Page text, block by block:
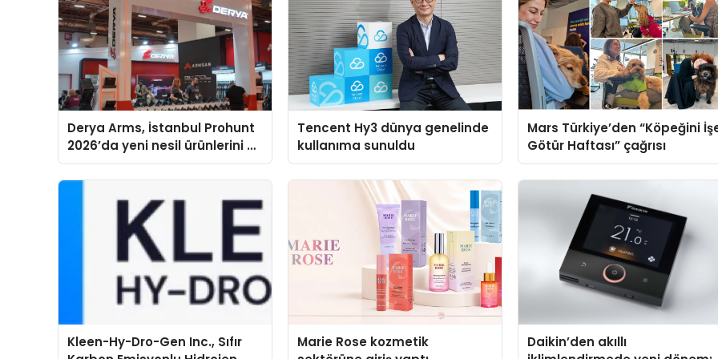
Derya Arms, İstanbul Prohunt
2026’da yeni nesil ürünlerini ve
global marka vizyonunu
sergiledi
Tencent Hy3 dünya genelinde
kullanıma sunuldu
Mars Türkiye’den “Köpeğini
Götür Haftası” çağrısı
Kleen-Hy-Dro-Gen Inc., Sıfır
Marie Rose kozmetik
Daikin’den akıllı